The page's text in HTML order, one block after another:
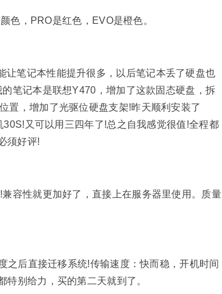
色，PRO是红色，EVO是橙色。
笔记本性能提升很多，以后笔记本丢了硬盘也
笔记本是联想Y470，增加了这款固态硬盘，拆
置，增加了光驱位硬盘支架!昨天顺利安装了
又可以用三四年了!总之自我感觉很值!全程都
须好评!
容性就更加好了，直接上在服务器里使用。质量
后直接迁移系统!传输速度：快而稳，开机时间
别给力，买的第二天就到了。